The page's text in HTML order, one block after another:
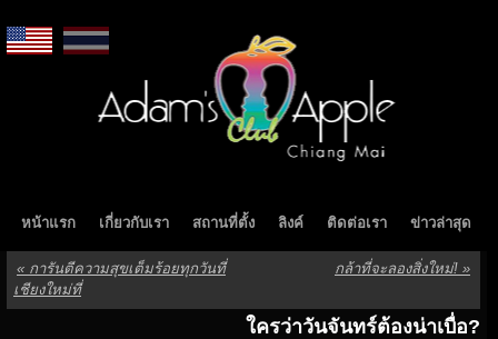
หน้าแรก เกี่ยวกับเรา สถานที่ตั้ง ลิงค์ ติดต่อเรา ข่าวล่าสุด
« การันตีความสุขเต็มร้อยทุกวันที่
เชียงใหม่ที่
กล้าที่จะลองสิ่งใหม่! »
ใครว่าวันจันทร์ต้องน่าเบื่อ?